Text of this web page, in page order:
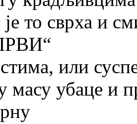
то сврха и
или
масу убаце и